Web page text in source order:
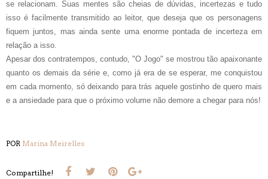
se relacionam. Suas mentes são cheias de dúvidas, incertezas e tudo
isso é facilmente transmitido ao leitor, que deseja que os personagens
fiquem juntos, mas ainda sente uma enorme pontada de incerteza em
relação a isso.
Apesar dos contratempos, contudo, "O Jogo" se mostrou tão apaixonante
quanto os demais da série e, como já era de se esperar, me conquistou
em cada momento, só deixando para trás aquele gostinho de quero mais
e a ansiedade para que o próximo volume não demore a chegar para nós!
POR Marina Meirelles
Compartilhe!